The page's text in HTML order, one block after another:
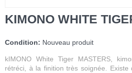
KIMONO WHITE
Condition: Nouveau produit
kIMONO White Tiger MASTERS,
rétréci, à la finition très soignée.